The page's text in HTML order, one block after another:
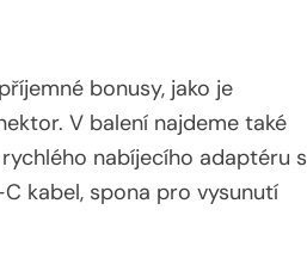
bonusy, jako je
V balení najdeme také
nabíjecího adaptéru s
kabel, spona pro vysunutí